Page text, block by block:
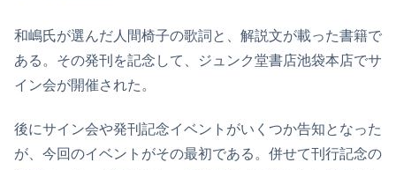
和嶋氏が選んだ人間椅子の歌詞と、解説文が載った書籍で
ある。その発刊を記念して、ジュンク堂書店池袋本店でサ
イン会が開催された。
後にサイン会や発刊記念イベントがいくつか告知となった
が、今回のイベントがその最初である。併せて刊行記念の